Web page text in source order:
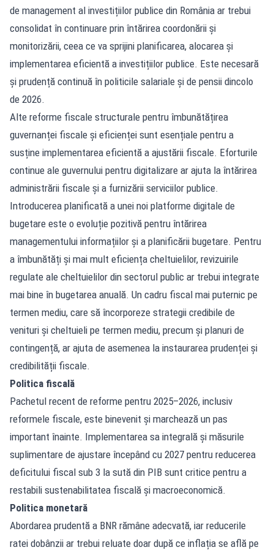
de management al investițiilor publice din România ar trebui
consolidat în continuare prin întărirea coordonării și
monitorizării, ceea ce va sprijini planificarea, alocarea și
implementarea eficientă a investițiilor publice. Este necesară
și prudență continuă în politicile salariale și de pensii dincolo
de 2026.
Alte reforme fiscale structurale pentru îmbunătățirea
guvernanței fiscale și eficienței sunt esențiale pentru a
susține implementarea eficientă a ajustării fiscale. Eforturile
continue ale guvernului pentru digitalizare ar ajuta la întărirea
administrării fiscale și a furnizării serviciilor publice.
Introducerea planificată a unei noi platforme digitale de
bugetare este o evoluție pozitivă pentru întărirea
managementului informațiilor și a planificării bugetare. Pentru
a îmbunătăți și mai mult eficiența cheltuielilor, revizuirile
regulate ale cheltuielilor din sectorul public ar trebui integrate
mai bine în bugetarea anuală. Un cadru fiscal mai puternic pe
termen mediu, care să încorporeze strategii credibile de
venituri și cheltuieli pe termen mediu, precum și planuri de
contingență, ar ajuta de asemenea la instaurarea prudenței și
credibilității fiscale.
Politica fiscală
Pachetul recent de reforme pentru 2025–2026, inclusiv
reformele fiscale, este binevenit și marchează un pas
important înainte. Implementarea sa integrală și măsurile
suplimentare de ajustare începând cu 2027 pentru reducerea
deficitului fiscal sub 3 la sută din PIB sunt critice pentru a
restabili sustenabilitatea fiscală și macroeconomică.
Politica monetară
Abordarea prudentă a BNR rămâne adecvată, iar reducerile
ratei dobânzii ar trebui reluate doar după ce inflația se află pe